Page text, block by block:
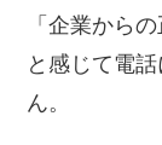
「企業から
と感じて電
ん。